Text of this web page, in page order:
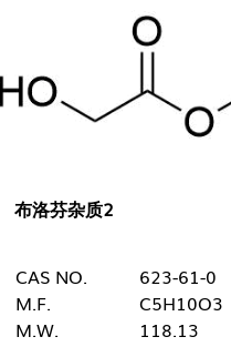
布洛芬杂质2
CAS NO.
623-61-0
M.F.
C5H10O3
M.W.
118.13